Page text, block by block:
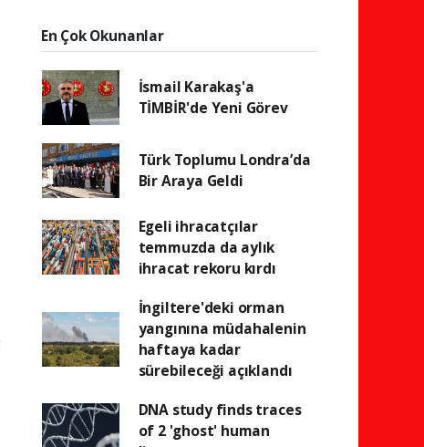
En Çok Okunanlar
İsmail Karakaş'a
TİMBİR'de Yeni Görev
Türk Toplumu Londra’da
Bir Araya Geldi
Egeli ihracatçılar
temmuzda da aylık
ihracat rekoru kırdı
İngiltere'deki orman
yangınına müdahalenin
haftaya kadar
sürebileceği açıklandı
DNA study finds traces
of 2 'ghost' human